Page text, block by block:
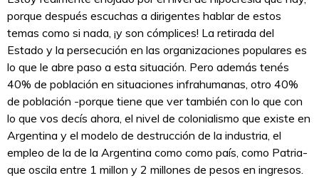
porque después escuchas a dirigentes hablar de estos
temas como si nada, ¡y son cómplices! La retirada del
Estado y la persecución en las organizaciones populares es
lo que le abre paso a esta situación. Pero además tenés
40% de población en situaciones infrahumanas, otro 40%
de población -porque tiene que ver también con lo que con
lo que vos decís ahora, el nivel de colonialismo que existe en
Argentina y el modelo de destrucción de la industria, el
empleo de la de la Argentina como como país, como Patria-
que oscila entre 1 millon y 2 millones de pesos en ingresos.